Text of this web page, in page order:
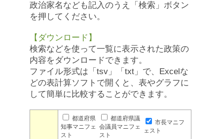
政治家名なども記入のうえ「検索」ボタン
を押してください。
【ダウンロード】
検索などを使って一覧に表示された政策の
内容をダウンロードできます。
ファイル形式は「tsv」「txt」で、Excelな
どの表計算ソフトで開くと、表やグラフに
して簡単に比較することができます。
都道府県
知事マニフェ
スト
都道府県議
会議員マニフェ
スト
市長マニフ
ェスト